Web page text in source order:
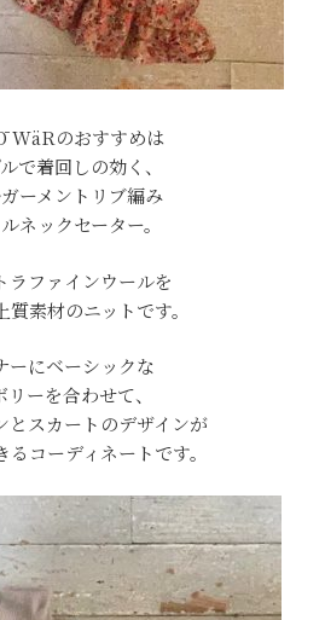
WäRのおすすめは
で着回しの効く、
ーメントリブ編み
ネックセーター。
ラファインウールを
質素材のニットです。
ーにベーシックな
リーを合わせて、
とスカートのデザインが
コーディネートです。